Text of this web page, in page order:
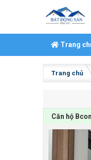
Trang
Trang chủ
Căn hộ